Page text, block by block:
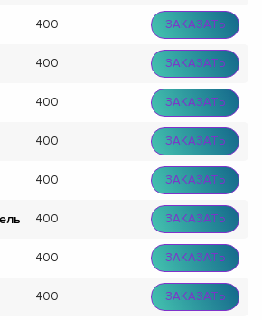
400 ЗАКАЗАТЬ
400 ЗАКАЗАТЬ
400 ЗАКАЗАТЬ
400 ЗАКАЗАТЬ
400 ЗАКАЗАТЬ
400 ЗАКАЗАТЬ
400 ЗАКАЗАТЬ
400 ЗАКАЗАТЬ